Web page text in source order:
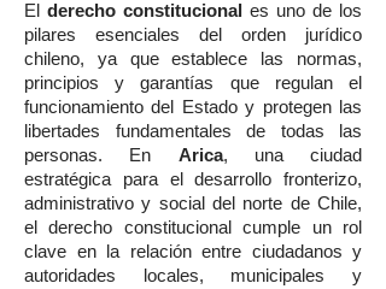
El derecho constitucional es uno de los
pilares esenciales del orden jurídico
chileno, ya que establece las normas,
principios y garantías que regulan el
funcionamiento del Estado y protegen las
libertades fundamentales de todas las
personas. En Arica, una ciudad
estratégica para el desarrollo fronterizo,
administrativo y social del norte de Chile,
el derecho constitucional cumple un rol
clave en la relación entre ciudadanos y
autoridades locales, municipales y